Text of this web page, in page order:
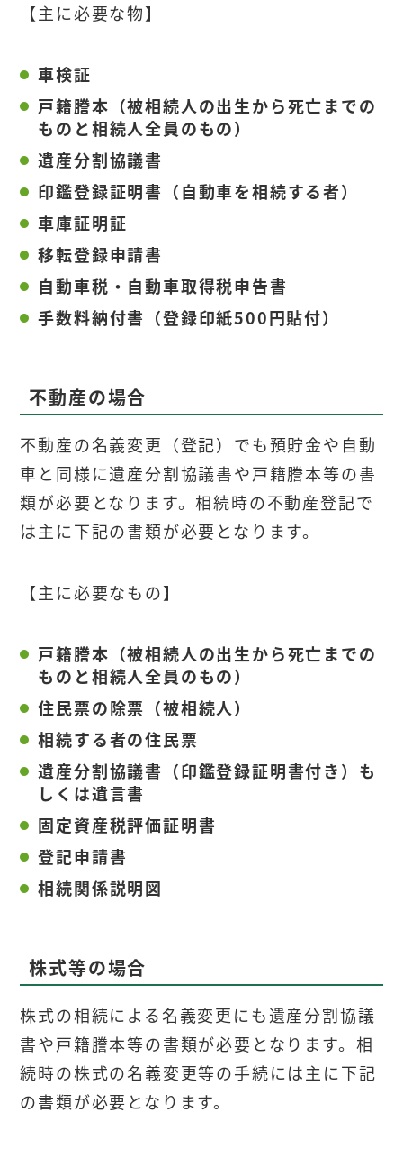
【主に必要な物】
車検証
戸籍謄本（被相続人の出生から死亡までの
ものと相続人全員のもの）
遺産分割協議書
印鑑登録証明書（自動車を相続する者）
車庫証明証
移転登録申請書
自動車税・自動車取得税申告書
手数料納付書（登録印紙500円貼付）
不動産の場合
不動産の名義変更（登記）でも預貯金や自動
車と同様に遺産分割協議書や戸籍謄本等の書
類が必要となります。相続時の不動産登記で
は主に下記の書類が必要となります。
【主に必要なもの】
戸籍謄本（被相続人の出生から死亡までの
ものと相続人全員のもの）
住民票の除票（被相続人）
相続する者の住民票
遺産分割協議書（印鑑登録証明書付き）も
しくは遺言書
固定資産税評価証明書
登記申請書
相続関係説明図
株式等の場合
株式の相続による名義変更にも遺産分割協議
書や戸籍謄本等の書類が必要となります。相
続時の株式の名義変更等の手続には主に下記
の書類が必要となります。